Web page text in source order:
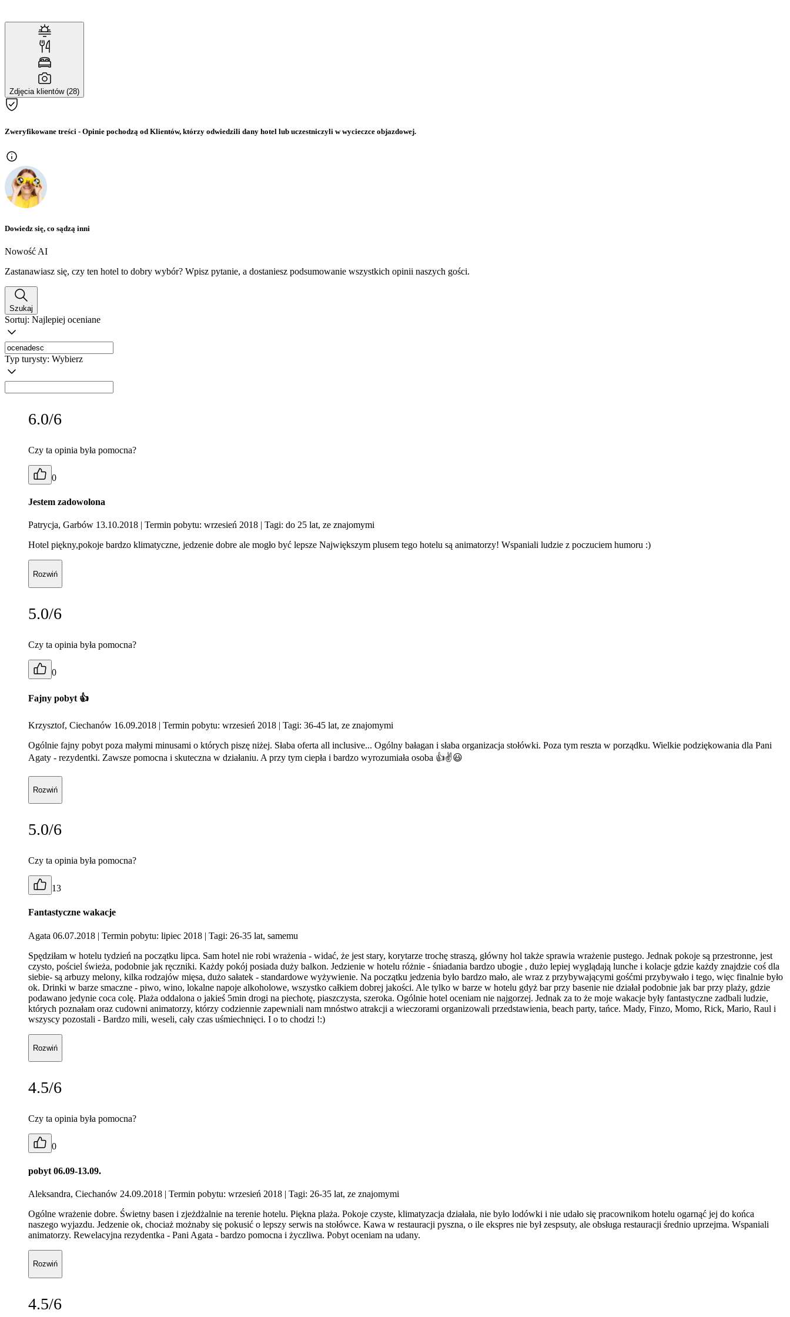
Zdjęcia klientów (28)
Zweryfikowane treści - Opinie pochodzą od Klientów, którzy odwiedzili dany hotel lub uczestniczyli w wycieczce objazdowej.
Dowiedz się, co sądzą inni
Nowość AI
Zastanawiasz się, czy ten hotel to dobry wybór? Wpisz pytanie, a dostaniesz podsumowanie wszystkich opinii naszych gości.
Szukaj
Sortuj: Najlepiej oceniane
Typ turysty: Wybierz
6.0/6
Czy ta opinia była pomocna?
0
Jestem zadowolona
Patrycja, Garbów 13.10.2018 | Termin pobytu: wrzesień 2018 | Tagi: do 25 lat, ze znajomymi
Hotel piękny,pokoje bardzo klimatyczne, jedzenie dobre ale mogło być lepsze Największym plusem tego hotelu są animatorzy! Wspaniali ludzie z poczuciem humoru :)
Rozwiń
5.0/6
Czy ta opinia była pomocna?
0
Fajny pobyt 👍
Krzysztof, Ciechanów 16.09.2018 | Termin pobytu: wrzesień 2018 | Tagi: 36-45 lat, ze znajomymi
Ogólnie fajny pobyt poza małymi minusami o których piszę niżej. Słaba oferta all inclusive... Ogólny bałagan i słaba organizacja stołówki. Poza tym reszta w porządku. Wielkie podziękowania dla Pani
Agaty - rezydentki. Zawsze pomocna i skuteczna w działaniu. A przy tym ciepła i bardzo wyrozumiała osoba 👍✌️😃
Rozwiń
5.0/6
Czy ta opinia była pomocna?
13
Fantastyczne wakacje
Agata 06.07.2018 | Termin pobytu: lipiec 2018 | Tagi: 26-35 lat, samemu
Spędziłam w hotelu tydzień na początku lipca. Sam hotel nie robi wrażenia - widać, że jest stary, korytarze trochę straszą, główny hol także sprawia wrażenie pustego. Jednak pokoje są przestronne, jest
czysto, pościel świeża, podobnie jak ręczniki. Każdy pokój posiada duży balkon. Jedzienie w hotelu różnie - śniadania bardzo ubogie , dużo lepiej wyglądają lunche i kolacje gdzie każdy znajdzie coś dla
siebie- są arbuzy melony, kilka rodzajów mięsa, dużo sałatek - standardowe wyżywienie. Na początku jedzenia było bardzo mało, ale wraz z przybywającymi gośćmi przybywało i tego, więc finalnie było
ok. Drinki w barze smaczne - piwo, wino, lokalne napoje alkoholowe, wszystko całkiem dobrej jakości. Ale tylko w barze w hotelu gdyż bar przy basenie nie działał podobnie jak bar przy plaży, gdzie
podawano jedynie coca colę. Plaża oddalona o jakieś 5min drogi na piechotę, piaszczysta, szeroka. Ogólnie hotel oceniam nie najgorzej. Jednak za to że moje wakacje były fantastyczne zadbali ludzie,
których poznałam oraz cudowni animatorzy, którzy codziennie zapewniali nam mnóstwo atrakcji a wieczorami organizowali przedstawienia, beach party, tańce. Mady, Finzo, Momo, Rick, Mario, Raul i
wszyscy pozostali - Bardzo mili, weseli, cały czas uśmiechnięci. I o to chodzi !:)
Rozwiń
4.5/6
Czy ta opinia była pomocna?
0
pobyt 06.09-13.09.
Aleksandra, Ciechanów 24.09.2018 | Termin pobytu: wrzesień 2018 | Tagi: 26-35 lat, ze znajomymi
Ogólne wrażenie dobre. Świetny basen i zjeżdżalnie na terenie hotelu. Piękna plaża. Pokoje czyste, klimatyzacja działała, nie było lodówki i nie udało się pracownikom hotelu ogarnąć jej do końca
naszego wyjazdu. Jedzenie ok, chociaż możnaby się pokusić o lepszy serwis na stołówce. Kawa w restauracji pyszna, o ile ekspres nie był zespsuty, ale obsługa restauracji średnio uprzejma. Wspaniali
animatorzy. Rewelacyjna rezydentka - Pani Agata - bardzo pomocna i życzliwa. Pobyt oceniam na udany.
Rozwiń
4.5/6